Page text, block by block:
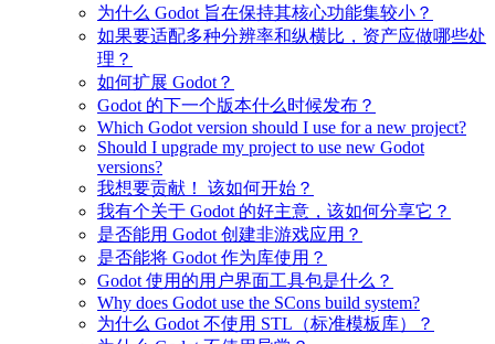
为什么 Godot 旨在保持其核心功能集较小？
如果要适配多种分辨率和纵横比，资产应做哪些处
理？
如何扩展 Godot？
Godot 的下一个版本什么时候发布？
Which Godot version should I use for a new project?
Should I upgrade my project to use new Godot
versions?
我想要贡献！ 该如何开始？
我有个关于 Godot 的好主意，该如何分享它？
是否能用 Godot 创建非游戏应用？
是否能将 Godot 作为库使用？
Godot 使用的用户界面工具包是什么？
Why does Godot use the SCons build system?
为什么 Godot 不使用 STL（标准模板库）？